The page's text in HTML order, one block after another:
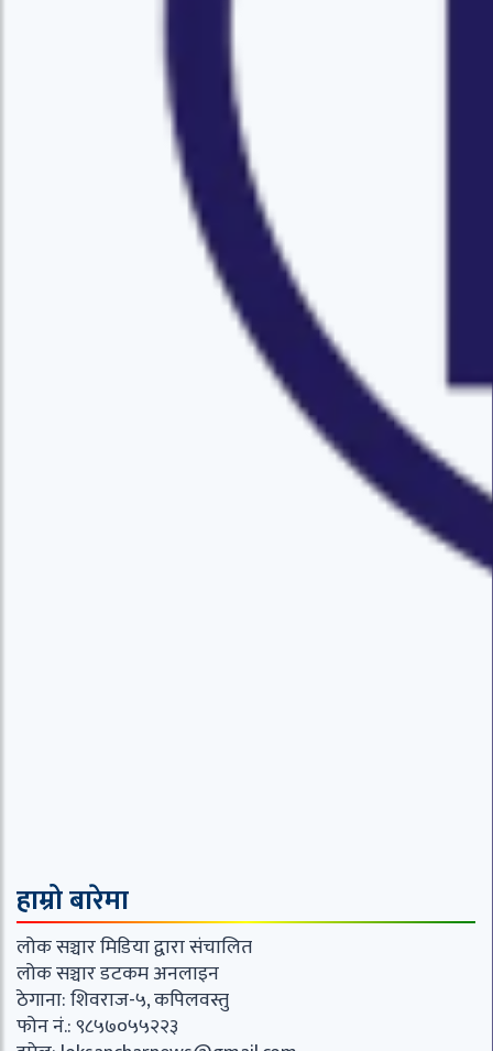
हाम्रो बारेमा
लोक सञ्चार मिडिया द्वारा संचालित
लोक सञ्चार डटकम अनलाइन
ठेगाना: शिवराज-५, कपिलवस्तु
फोन नं.: ९८५७०५५२२३